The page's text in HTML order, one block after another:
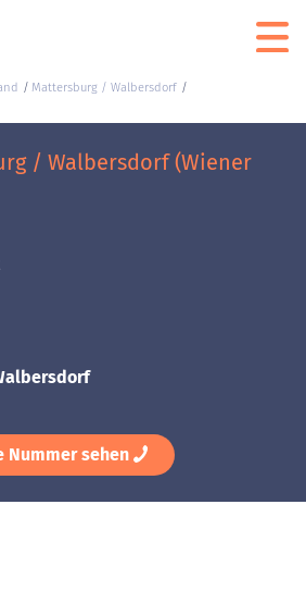
Mattersburg / Walbersdorf
/ Walbersdorf (Wiener
Nummer sehen